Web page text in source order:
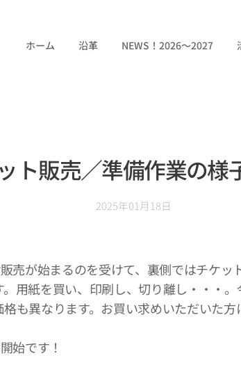
ホーム 沿革 NEWS！2026～2027
ト販売／準備作業の様
2025年01月18日
売が始まるのを受けて、裏側ではチケッ
用紙を買い、印刷し、切り離し・・・
も異なります。お買い求めいただいた
始です！